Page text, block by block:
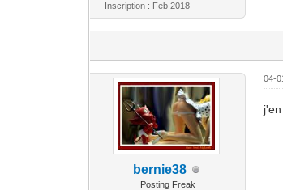
Inscription : Feb 2018
bernie38
Posting Freak
04-